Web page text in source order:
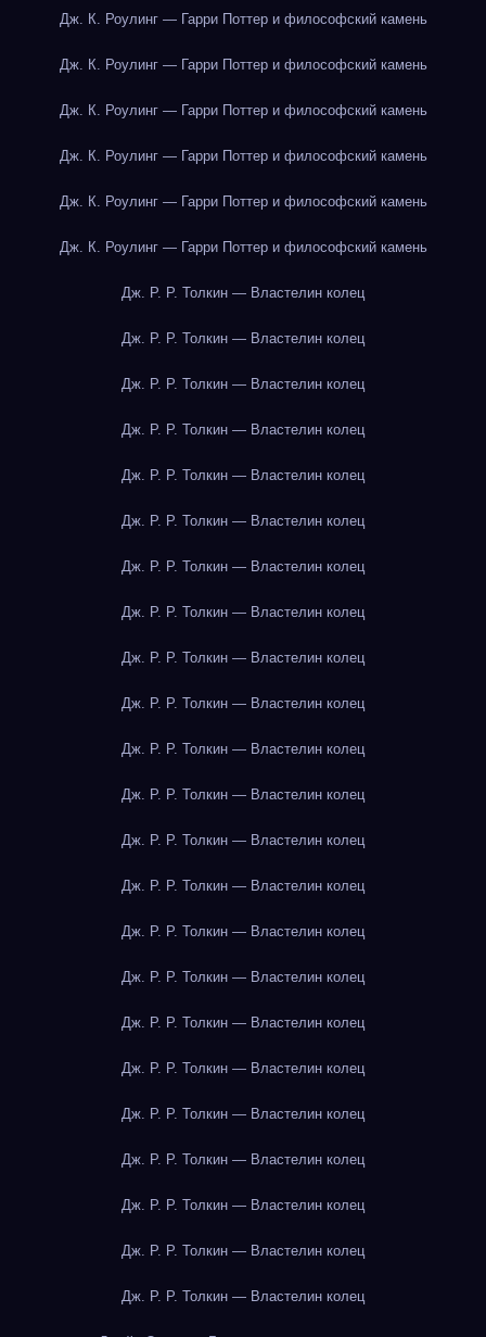
Дж. К. Роулинг — Гарри Поттер и философский камень
Дж. К. Роулинг — Гарри Поттер и философский камень
Дж. К. Роулинг — Гарри Поттер и философский камень
Дж. К. Роулинг — Гарри Поттер и философский камень
Дж. К. Роулинг — Гарри Поттер и философский камень
Дж. К. Роулинг — Гарри Поттер и философский камень
Дж. Р. Р. Толкин — Властелин колец
Дж. Р. Р. Толкин — Властелин колец
Дж. Р. Р. Толкин — Властелин колец
Дж. Р. Р. Толкин — Властелин колец
Дж. Р. Р. Толкин — Властелин колец
Дж. Р. Р. Толкин — Властелин колец
Дж. Р. Р. Толкин — Властелин колец
Дж. Р. Р. Толкин — Властелин колец
Дж. Р. Р. Толкин — Властелин колец
Дж. Р. Р. Толкин — Властелин колец
Дж. Р. Р. Толкин — Властелин колец
Дж. Р. Р. Толкин — Властелин колец
Дж. Р. Р. Толкин — Властелин колец
Дж. Р. Р. Толкин — Властелин колец
Дж. Р. Р. Толкин — Властелин колец
Дж. Р. Р. Толкин — Властелин колец
Дж. Р. Р. Толкин — Властелин колец
Дж. Р. Р. Толкин — Властелин колец
Дж. Р. Р. Толкин — Властелин колец
Дж. Р. Р. Толкин — Властелин колец
Дж. Р. Р. Толкин — Властелин колец
Дж. Р. Р. Толкин — Властелин колец
Дж. Р. Р. Толкин — Властелин колец